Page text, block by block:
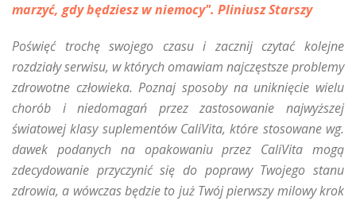
marzyć, gdy będziesz w niemocy". Pliniusz Starszy
Poświęć trochę swojego czasu i zacznij czytać kolejne
rozdziały serwisu, w których omawiam najczęstsze problemy
zdrowotne człowieka. Poznaj sposoby na uniknięcie wielu
chorób i niedomagań przez zastosowanie najwyższej
światowej klasy suplementów CaliVita, które stosowane wg.
dawek podanych na opakowaniu przez CaliVita mogą
zdecydowanie przyczynić się do poprawy Twojego stanu
zdrowia, a wówczas będzie to już Twój pierwszy milowy krok